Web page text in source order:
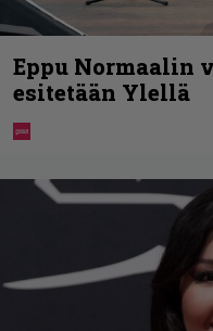
Eppu Normaalin
esitetään Ylellä